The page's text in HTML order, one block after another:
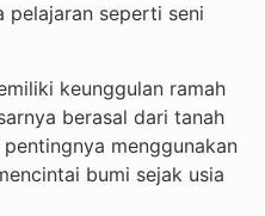
pelajaran seperti seni
keunggulan ramah
berasal dari tanah
menggunakan
bumi sejak usia